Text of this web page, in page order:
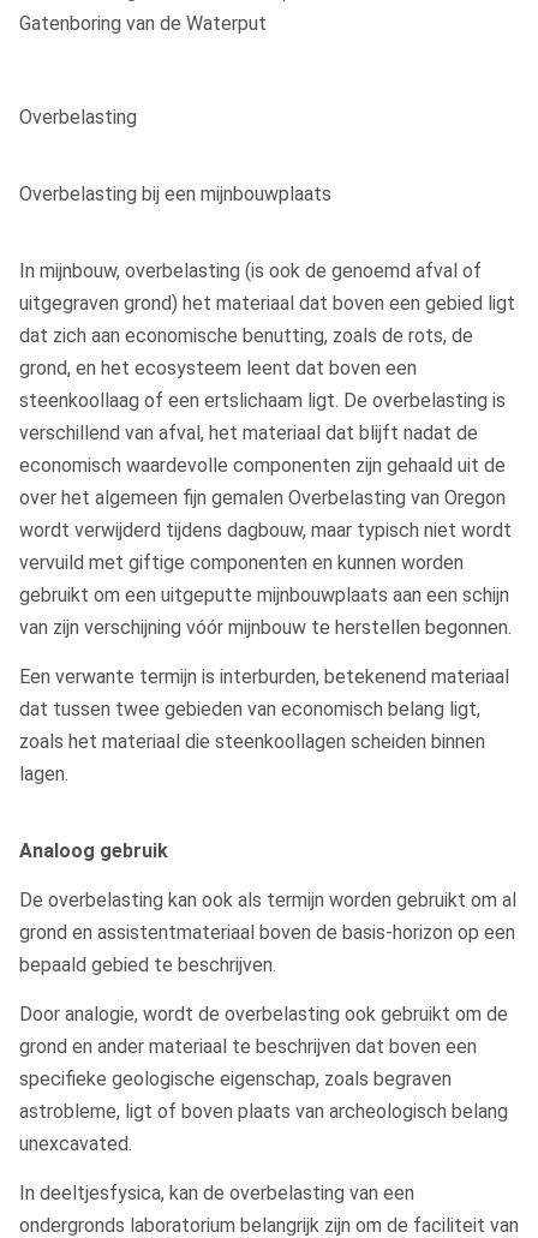
Gatenboring van de Waterput
Overbelasting
Overbelasting bij een mijnbouwplaats
In mijnbouw, overbelasting (is ook de genoemd afval of
uitgegraven grond) het materiaal dat boven een gebied ligt
dat zich aan economische benutting, zoals de rots, de
grond, en het ecosysteem leent dat boven een
steenkoollaag of een ertslichaam ligt. De overbelasting is
verschillend van afval, het materiaal dat blijft nadat de
economisch waardevolle componenten zijn gehaald uit de
over het algemeen fijn gemalen Overbelasting van Oregon
wordt verwijderd tijdens dagbouw, maar typisch niet wordt
vervuild met giftige componenten en kunnen worden
gebruikt om een uitgeputte mijnbouwplaats aan een schijn
van zijn verschijning vóór mijnbouw te herstellen begonnen.
Een verwante termijn is interburden, betekenend materiaal
dat tussen twee gebieden van economisch belang ligt,
zoals het materiaal die steenkoollagen scheiden binnen
lagen.
Analoog gebruik
De overbelasting kan ook als termijn worden gebruikt om al
grond en assistentmateriaal boven de basis-horizon op een
bepaald gebied te beschrijven.
Door analogie, wordt de overbelasting ook gebruikt om de
grond en ander materiaal te beschrijven dat boven een
specifieke geologische eigenschap, zoals begraven
astrobleme, ligt of boven plaats van archeologisch belang
unexcavated.
In deeltjesfysica, kan de overbelasting van een
ondergronds laboratorium belangrijk zijn om de faciliteit van